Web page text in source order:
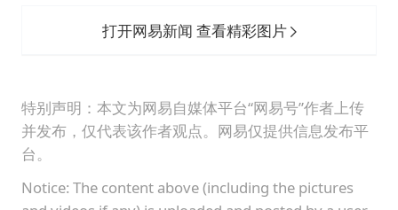
打开网易新闻 查看精彩图片
特别声明：本文为网易自媒体平台“网易号”作者上传
并发布，仅代表该作者观点。网易仅提供信息发布平
台。
Notice: The content above (including the pictures